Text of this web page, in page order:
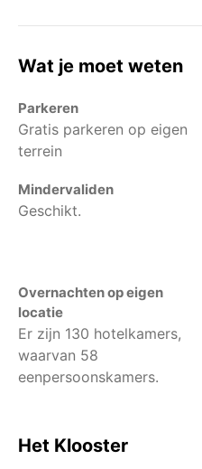
Wat je moet weten
Parkeren
Gratis parkeren op eigen
terrein
Mindervaliden
Geschikt.
Overnachten op eigen
locatie
Er zijn 130 hotelkamers,
waarvan 58
eenpersoonskamers.
Het Klooster